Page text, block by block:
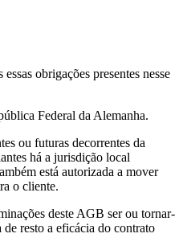
obrigações presentes nesse
Federal da Alemanha.
ou futuras decorrentes da
há a jurisdição local
está autorizada a mover
o cliente.
deste AGB ser ou tornar-
resto a eficácia do contrato